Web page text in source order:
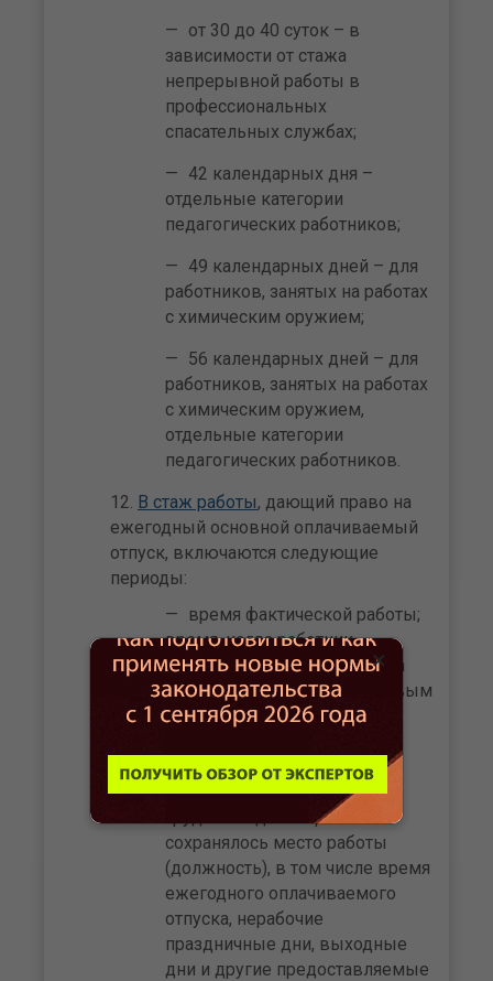
от 30 до 40 суток – в
зависимости от стажа
непрерывной работы в
профессиональных
спасательных службах;
42 календарных дня –
отдельные категории
педагогических работников;
49 календарных дней – для
работников, занятых на работах
с химическим оружием;
56 календарных дней – для
работников, занятых на работах
с химическим оружием,
отдельные категории
педагогических работников.
В стаж работы, дающий право на
ежегодный основной оплачиваемый
отпуск, включаются следующие
периоды:
время фактической работы;
время, когда работник
фактически не работал, но за
ним в соответствии с трудовым
законодательством,
соглашениями, локальными
нормативными актами,
трудовым договором
сохранялось место работы
(должность), в том числе время
ежегодного оплачиваемого
отпуска, нерабочие
праздничные дни, выходные
дни и другие предоставляемые
×